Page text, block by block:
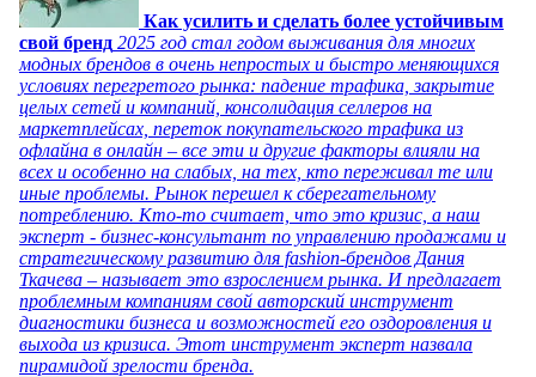
Как усилить и сделать более устойчивым
свой бренд 2025 год стал годом выживания для многих
модных брендов в очень непростых и быстро меняющихся
условиях перегретого рынка: падение трафика, закрытие
целых сетей и компаний, консолидация селлеров на
маркетплейсах, переток покупательского трафика из
офлайна в онлайн – все эти и другие факторы влияли на
всех и особенно на слабых, на тех, кто переживал те или
иные проблемы. Рынок перешел к сберегательному
потреблению. Кто-то считает, что это кризис, а наш
эксперт - бизнес-консультант по управлению продажами и
стратегическому развитию для fashion-брендов Дания
Ткачева – называет это взрослением рынка. И предлагает
проблемным компаниям свой авторский инструмент
диагностики бизнеса и возможностей его оздоровления и
выхода из кризиса. Этот инструмент эксперт назвала
пирамидой зрелости бренда.